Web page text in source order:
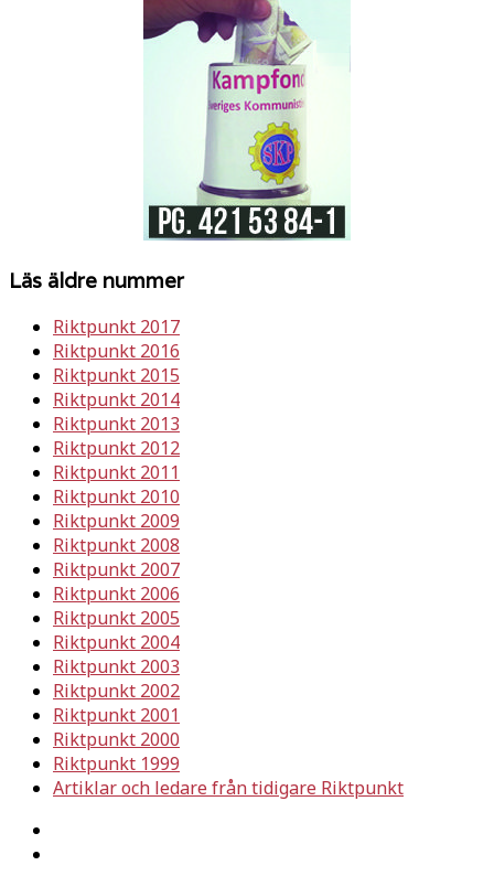
Läs äldre nummer
Riktpunkt 2017
Riktpunkt 2016
Riktpunkt 2015
Riktpunkt 2014
Riktpunkt 2013
Riktpunkt 2012
Riktpunkt 2011
Riktpunkt 2010
Riktpunkt 2009
Riktpunkt 2008
Riktpunkt 2007
Riktpunkt 2006
Riktpunkt 2005
Riktpunkt 2004
Riktpunkt 2003
Riktpunkt 2002
Riktpunkt 2001
Riktpunkt 2000
Riktpunkt 1999
Artiklar och ledare från tidigare Riktpunkt